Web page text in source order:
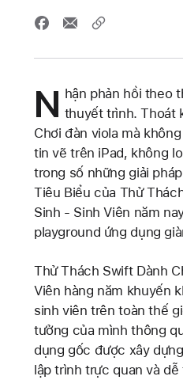
N hận phản hồi theo
thuyết trình. Thoát
Chơi đàn viola mà
tin vẽ trên iPad, không
trong số những giải
Tiêu Biểu của Thử
Sinh - Sinh Viên năm
playground ứng dụng
Thử Thách Swift Dành
Viên hàng năm khuyến
sinh viên trên toàn thế
tưởng của mình thông
dụng gốc được xây
lập trình trực quan và